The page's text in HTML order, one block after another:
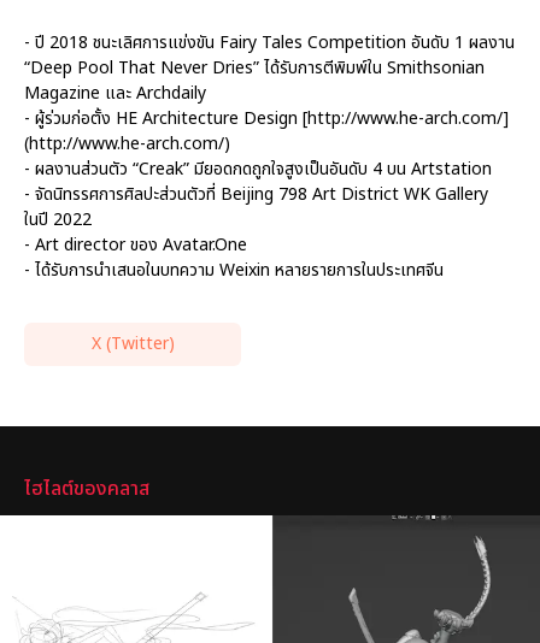
- ปี 2018 ชนะเลิศการแข่งขัน Fairy Tales Competition อันดับ 1 ผลงาน
“Deep Pool That Never Dries” ได้รับการตีพิมพ์ใน Smithsonian
Magazine และ Archdaily
- ผู้ร่วมก่อตั้ง HE Architecture Design [http://www.he-arch.com/]
(http://www.he-arch.com/)
- ผลงานส่วนตัว “Creak” มียอดกดถูกใจสูงเป็นอันดับ 4 บน Artstation
- จัดนิทรรศการศิลปะส่วนตัวที่ Beijing 798 Art District WK Gallery
ในปี 2022
- Art director ของ Avatar.One
- ได้รับการนำเสนอในบทความ Weixin หลายรายการในประเทศจีน
X (Twitter)
ไฮไลต์ของคลาส